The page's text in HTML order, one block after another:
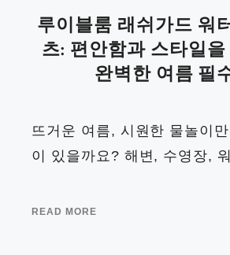
루이블룸 래쉬가드 워
츠: 편안함과 스타일
완벽한 여름 필
뜨거운 여름, 시원한 물놀이
이 있을까요? 해변, 수영장,
READ MORE